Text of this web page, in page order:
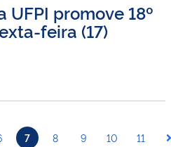
UFPI promove 18º
feira (17)
7 8 9 10 11